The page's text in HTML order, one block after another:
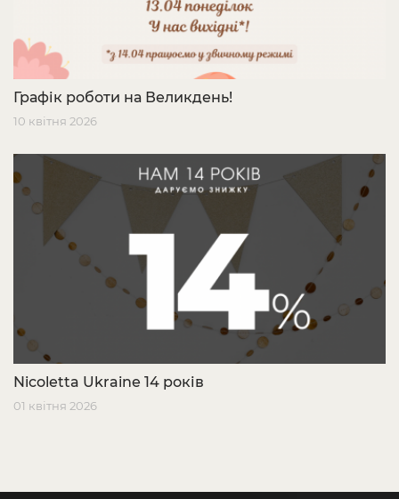
Графік роботи на Великдень!
10 квітня 2026
Nicoletta Ukraine 14 років
01 квітня 2026